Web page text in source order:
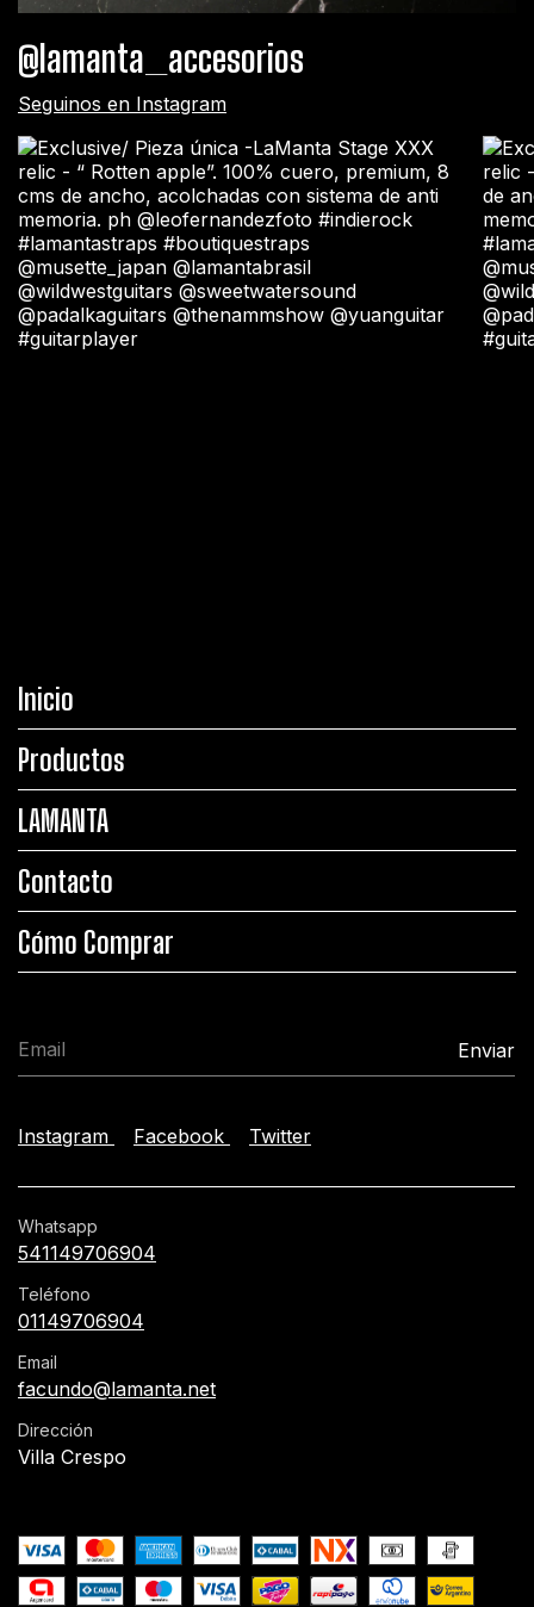
@lamanta_accesorios
Seguinos en Instagram
Inicio
Productos
LAMANTA
Contacto
Cómo Comprar
Instagram Facebook Twitter
Whatsapp
541149706904
Teléfono
01149706904
Email
facundo@lamanta.net
Dirección
Villa Crespo